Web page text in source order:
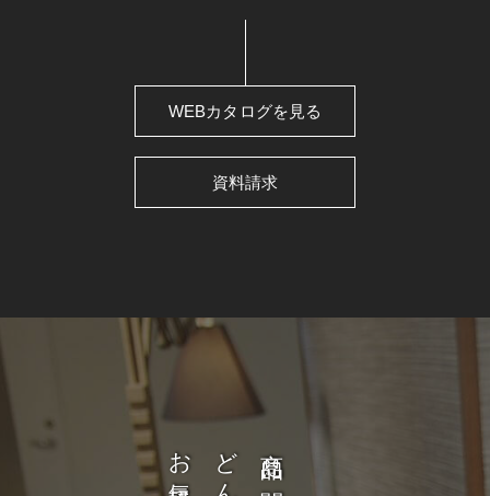
WEBカタログを見る
資料請求